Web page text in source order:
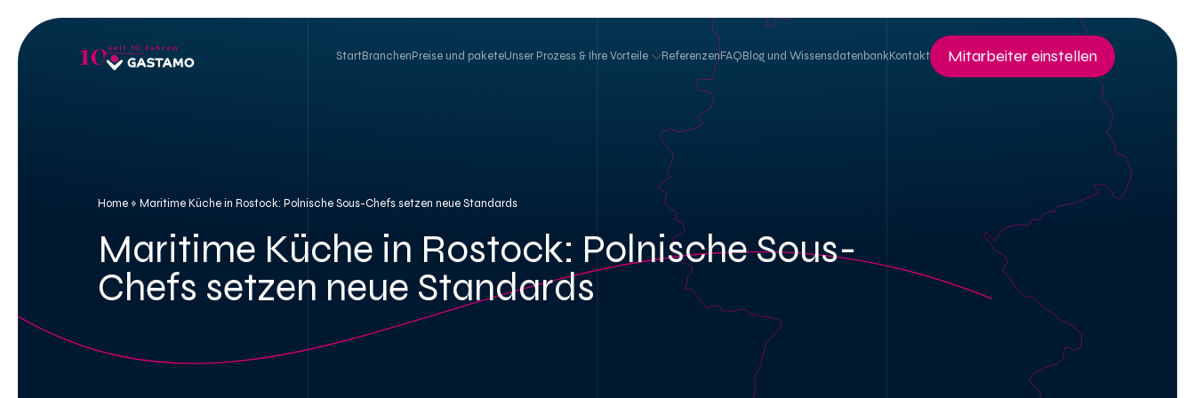
content
StartBranchenPreise und paketeUnser Prozess & Ihre Vorteile ReferenzenFAQBlog und WissensdatenbankKontakt Mitarbeiter einstellen
Home » Maritime Küche in Rostock: Polnische Sous-Chefs setzen neue Standards
Maritime Küche in Rostock: Polnische Sous-
Chefs setzen neue Standards